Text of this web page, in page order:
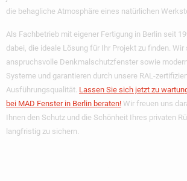
die behagliche Atmosphäre eines natürlichen
Als Fachbetrieb mit eigener Fertigung in Berlin seit
dabei, die ideale Lösung für Ihr Projekt zu finden.
anspruchsvolle Denkmalschutzfenster sowie
Systeme und garantieren durch unsere RAL-
Ausführungsqualität. Lassen Sie sich jetzt zu
bei MAD Fenster in Berlin beraten! Wir freuen uns
Ihnen den Schutz und die Schönheit Ihres privaten
langfristig zu sichern.